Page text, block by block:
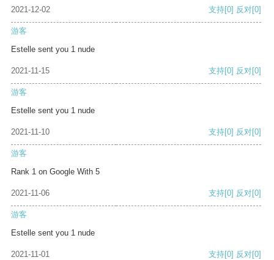
2021-12-02 支持[0] 反对[0]
游客
Estelle sent you 1 nude
2021-11-15 支持[0] 反对[0]
游客
Estelle sent you 1 nude
2021-11-10 支持[0] 反对[0]
游客
Rank 1 on Google With 5
2021-11-06 支持[0] 反对[0]
游客
Estelle sent you 1 nude
2021-11-01 支持[0] 反对[0]